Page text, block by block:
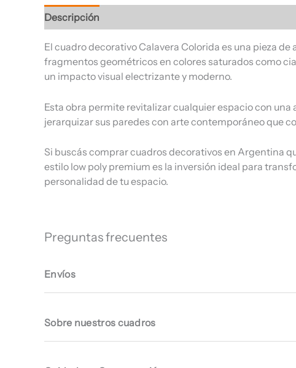
Descripción
El cuadro decorativo Calavera Colorida es una pieza
fragmentos geométricos en colores saturados como
un impacto visual electrizante y moderno.
Esta obra permite revitalizar cualquier espacio con
jerarquizar sus paredes con arte contemporáneo que
Si buscás comprar cuadros decorativos en Argentina
estilo low poly premium es la inversión ideal para
personalidad de tu espacio.
Preguntas frecuentes
Envíos
Sobre nuestros cuadros